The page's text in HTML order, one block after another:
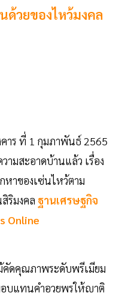
วยของไหว้มงคล
าร ที่ 1 กุมภาพันธ์ 2565
ามสะอาดบ้านแล้ว เรื่อง
หาของเซ่นไหว้ตาม
ริมงคล ฐานเศรษฐกิจ
Online
คัดคุณภาพระดับพรีเมียม
บแทนคำอวยพรให้ญาติ